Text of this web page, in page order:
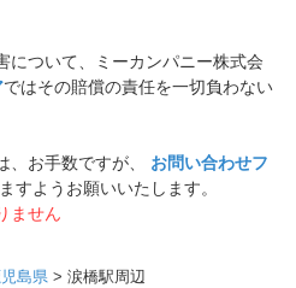
について、ミーカンパニー株式会
ではその賠償の責任を一切負わない
、お手数ですが、 お問い合わせフ
すようお願いいたします。
ません
島県 > 涙橋駅周辺